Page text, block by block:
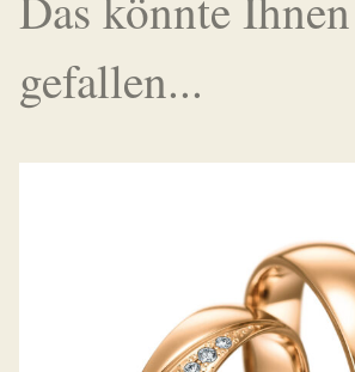
gefallen...
MEISTER TRAURINGE